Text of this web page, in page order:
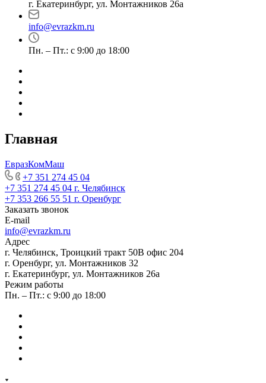
г. Екатеринбург, ул. Монтажников 26а
info@evrazkm.ru
Пн. – Пт.: с 9:00 до 18:00
Главная
ЕвразКомМаш
+7 351 274 45 04
+7 351 274 45 04 г. Челябинск
+7 353 266 55 51 г. Оренбург
Заказать звонок
E-mail
info@evrazkm.ru
Адрес
г. Челябинск, Троицкий тракт 50В офис 204
г. Оренбург, ул. Монтажников 32
г. Екатеринбург, ул. Монтажников 26а
Режим работы
Пн. – Пт.: с 9:00 до 18:00